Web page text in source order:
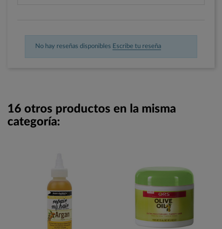
No hay reseñas disponibles Escribe tu reseña
16 otros productos en la misma
categoría: